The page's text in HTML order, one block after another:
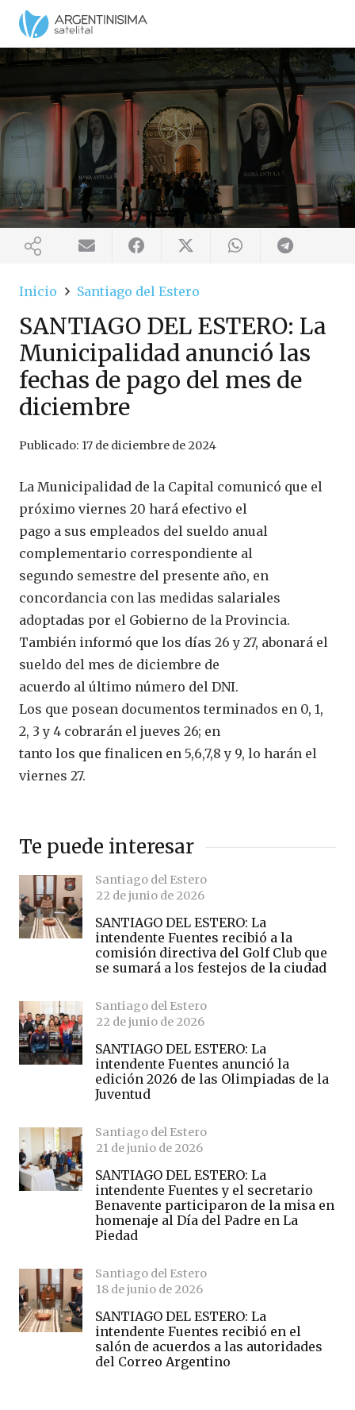
Inicio Santiago del Estero
SANTIAGO DEL ESTERO: La
Municipalidad anunció las
fechas de pago del mes de
diciembre
Publicado: 17 de diciembre de 2024
La Municipalidad de la Capital comunicó que el
próximo viernes 20 hará efectivo el
pago a sus empleados del sueldo anual
complementario correspondiente al
segundo semestre del presente año, en
concordancia con las medidas salariales
adoptadas por el Gobierno de la Provincia.
También informó que los días 26 y 27, abonará el
sueldo del mes de diciembre de
acuerdo al último número del DNI.
Los que posean documentos terminados en 0, 1,
2, 3 y 4 cobrarán el jueves 26; en
tanto los que finalicen en 5,6,7,8 y 9, lo harán el
viernes 27.
Te puede interesar
Santiago del Estero
22 de junio de 2026
SANTIAGO DEL ESTERO: La
intendente Fuentes recibió a la
comisión directiva del Golf Club que
se sumará a los festejos de la ciudad
Santiago del Estero
22 de junio de 2026
SANTIAGO DEL ESTERO: La
intendente Fuentes anunció la
edición 2026 de las Olimpiadas de la
Juventud
Santiago del Estero
21 de junio de 2026
SANTIAGO DEL ESTERO: La
intendente Fuentes y el secretario
Benavente participaron de la misa en
homenaje al Día del Padre en La
Piedad
Santiago del Estero
18 de junio de 2026
SANTIAGO DEL ESTERO: La
intendente Fuentes recibió en el
salón de acuerdos a las autoridades
del Correo Argentino